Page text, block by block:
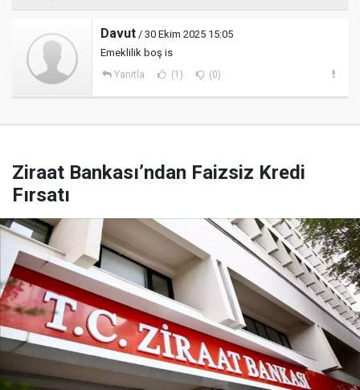
Davut / 30 Ekim 2025 15:05
Emeklilik boş is
Yanıtla (1) (0)
Ziraat Bankası’ndan Faizsiz Kredi
Fırsatı